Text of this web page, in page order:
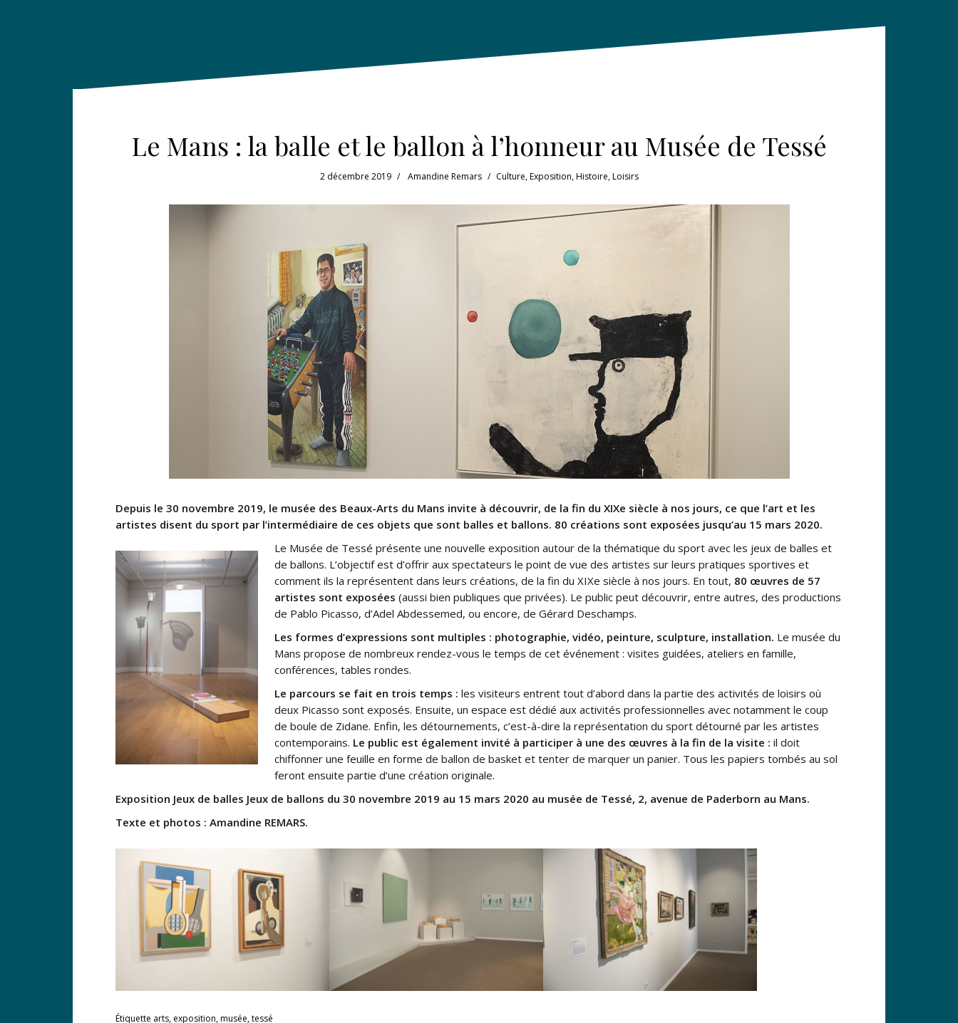
Le Mans : la balle et le ballon à l’honneur au Musée de Tessé
2 décembre 2019 Amandine Remars Culture,Exposition,Histoire,Loisirs
Depuis le 30 novembre 2019, le musée des Beaux-Arts du Mans invite à découvrir, de la fin du XIXe siècle à nos jours, ce que l’art et les
artistes disent du sport par l’intermédiaire de ces objets que sont balles et ballons. 80 créations sont exposées jusqu’au 15 mars 2020.
Le Musée de Tessé présente une nouvelle exposition autour de la thématique du sport avec les jeux de balles et
de ballons. L’objectif est d’offrir aux spectateurs le point de vue des artistes sur leurs pratiques sportives et
comment ils la représentent dans leurs créations, de la fin du XIXe siècle à nos jours. En tout, 80 œuvres de 57
artistes sont exposées (aussi bien publiques que privées). Le public peut découvrir, entre autres, des productions
de Pablo Picasso, d’Adel Abdessemed, ou encore, de Gérard Deschamps.
Les formes d’expressions sont multiples : photographie, vidéo, peinture, sculpture, installation. Le musée du
Mans propose de nombreux rendez-vous le temps de cet événement : visites guidées, ateliers en famille,
conférences, tables rondes.
Le parcours se fait en trois temps : les visiteurs entrent tout d’abord dans la partie des activités de loisirs où
deux Picasso sont exposés. Ensuite, un espace est dédié aux activités professionnelles avec notamment le coup
de boule de Zidane. Enfin, les détournements, c’est-à-dire la représentation du sport détourné par les artistes
contemporains. Le public est également invité à participer à une des œuvres à la fin de la visite : il doit
chiffonner une feuille en forme de ballon de basket et tenter de marquer un panier. Tous les papiers tombés au sol
feront ensuite partie d’une création originale.
Exposition Jeux de balles Jeux de ballons du 30 novembre 2019 au 15 mars 2020 au musée de Tessé, 2, avenue de Paderborn au Mans.
Texte et photos : Amandine REMARS.
Étiquette arts, exposition,musée,tessé